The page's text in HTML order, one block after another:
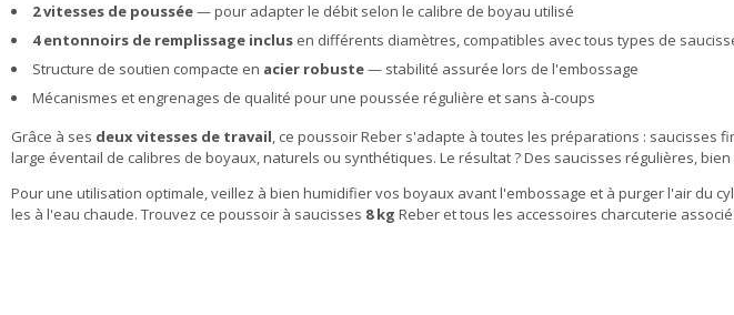
2 vitesses de poussée— pour adapter le débit selon le calibre de boyau utilisé
4 entonnoirs de remplissage inclus en différents diamètres, compatibles avec tous types de
Structure de soutien compacte en acier robuste— stabilité assurée lors de l'embossage
Mécanismes et engrenages de qualité pour une poussée régulière et sans à-coups
Grâce à ses deux vitesses de travail, ce poussoir Reber s'adapte à toutes les préparations : saucisses
large éventail de calibres de boyaux, naturels ou synthétiques. Le résultat ? Des saucisses régulières,
Pour une utilisation optimale, veillez à bien humidifier vos boyaux avant l'embossage et à purger l'air du
les à l'eau chaude. Trouvez ce poussoir à saucisses 8 kg Reber et tous les accessoires charcuterie